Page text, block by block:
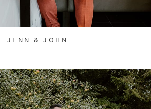
JENN & JOHN